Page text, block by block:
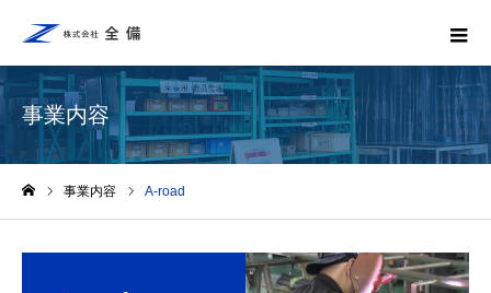
事業内容
事業内容 A-road